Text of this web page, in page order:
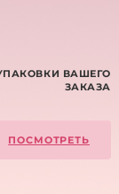
ВАШЕГО
ЗАКАЗА
ПОСМОТРЕТЬ